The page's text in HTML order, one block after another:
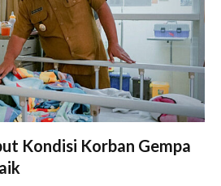
Kondisi Korban Gempa